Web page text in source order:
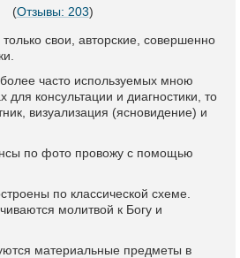
(Отзывы: 203)
свои, авторские, совершенно
часто используемых мною
для консультации и диагностики, то
визуализация (ясновидение) и
по фото провожу с помощью
по классической схеме.
молитвой к Богу и
материальные предметы в